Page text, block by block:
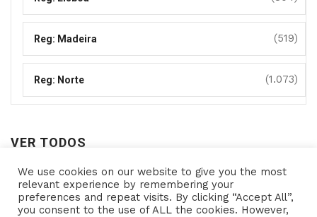
Reg: Madeira (519)
Reg: Norte (1.073)
VER TODOS
Ver
todos
We use cookies on our website to give you the most
relevant experience by remembering your
preferences and repeat visits. By clicking “Accept All”,
you consent to the use of ALL the cookies. However,